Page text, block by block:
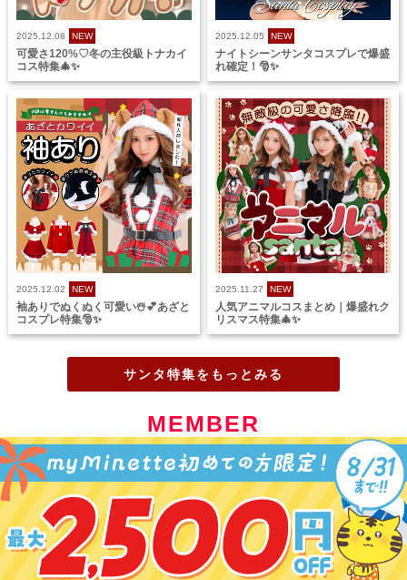
2025.12.08 NEW
可愛さ120%♡冬の主役級トナカイ
コス特集🎄✨
2025.12.05 NEW
ナイトシーンサンタコスプレで爆盛
れ確定！🎅✨
2025.12.02 NEW
袖ありでぬくぬく可愛い☃️💕あざと
コスプレ特集🎅✨
2025.11.27 NEW
人気アニマルコスまとめ｜爆盛れク
リスマス特集🎄✨
サンタ特集をもっとみる
MEMBER